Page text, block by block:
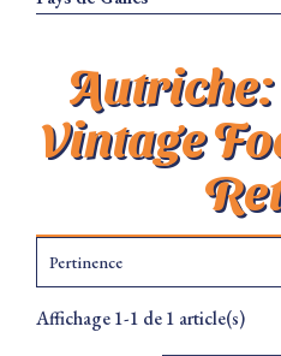
Vintage
Pertinence
Affichage 1-1 de 1 article(s)